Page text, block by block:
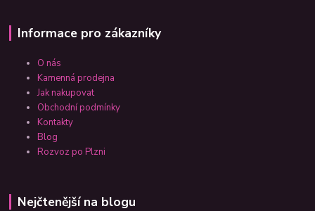
Informace pro zákazníky
O nás
Kamenná prodejna
Jak nakupovat
Obchodní podmínky
Kontakty
Blog
Rozvoz po Plzni
Nejčtenější na blogu